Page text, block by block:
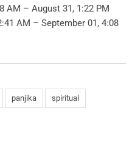
AM – August 31, 1:22 PM
AM – September 01, 4:08
panjika spiritual